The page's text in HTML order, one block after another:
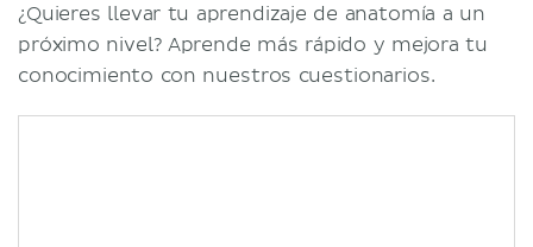
¿Quieres llevar tu aprendizaje de anatomía a un
próximo nivel? Aprende más rápido y mejora tu
conocimiento con nuestros cuestionarios.